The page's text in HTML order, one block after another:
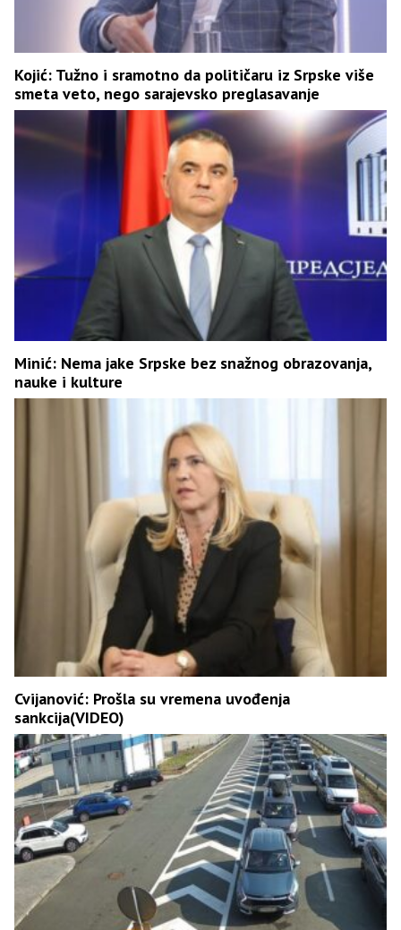
Kojić: Tužno i sramotno da političaru iz Srpske više
smeta veto, nego sarajevsko preglasavanje
Minić: Nema jake Srpske bez snažnog obrazovanja,
nauke i kulture
Cvijanović: Prošla su vremena uvođenja
sankcija(VIDEO)